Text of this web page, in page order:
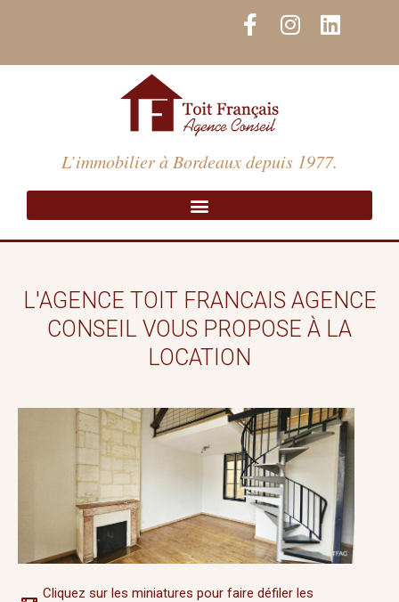
F
a
c
b
o
o
k
-
f
I
n
s
a
m
L
i
n
i
n
L’immobilier à Bordeaux depuis 1977.
L'AGENCE TOIT FRANCAIS AGENCE
CONSEIL VOUS PROPOSE À LA
LOCATION
Cliquez sur les miniatures pour faire défiler les